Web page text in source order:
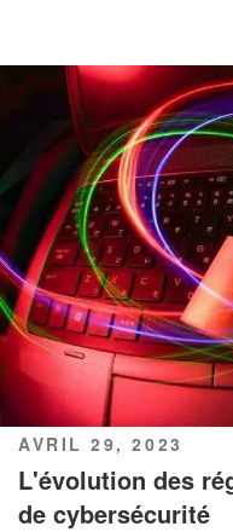
PUBLIÉ
LE
AVRIL 29, 2023
L'évolution des
de cybersécurité